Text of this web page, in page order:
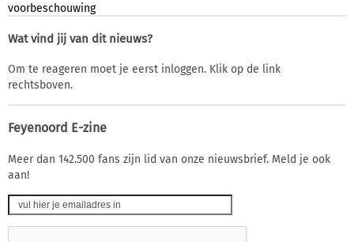
voorbeschouwing
Wat vind jij van dit nieuws?
Om te reageren moet je eerst inloggen. Klik op de link
rechtsboven.
Feyenoord E-zine
Meer dan 142.500 fans zijn lid van onze nieuwsbrief. Meld je ook
aan!